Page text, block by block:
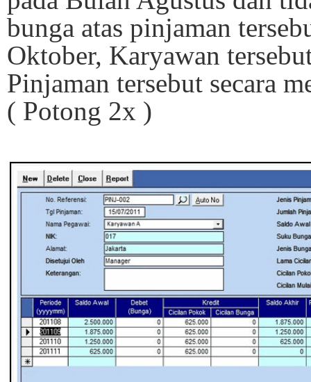
bunga atas pinjaman
Oktober, Karyawan
Pinjaman tersebut secara
( Potong 2x )